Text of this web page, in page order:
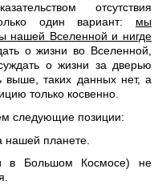
отсутствия
один вариант: мы
нашей Вселенной и нигде
о жизни во Вселенной,
о жизни за дверью
выше, таких данных нет, а
только косвенно.
следующие позиции:
нашей планете.
Большом Космосе) не